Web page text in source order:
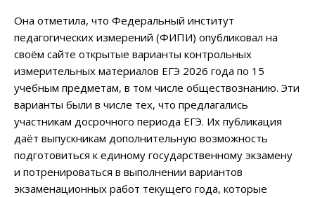
Она отметила, что Федеральный институт
педагогических измерений (ФИПИ) опубликовал на
своём сайте открытые варианты контрольных
измерительных материалов ЕГЭ 2026 года по 15
учебным предметам, в том числе обществознанию. Эти
варианты были в числе тех, что предлагались
участникам досрочного периода ЕГЭ. Их публикация
даёт выпускникам дополнительную возможность
подготовиться к единому государственному экзамену
и потренироваться в выполнении вариантов
экзаменационных работ текущего года, которые